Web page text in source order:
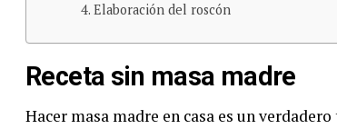
Elaboración del roscón
Receta sin masa madre
Hacer masa madre en casa es un